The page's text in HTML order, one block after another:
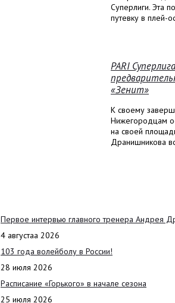
Суперлиги. Эта
путевку в плей-
PARI
«Зенит»
К своему
Нижегородцам
на своей
Дранишникова
Первое интервью главного тренера Андрея
4 августаа 2026
103 года волейболу в России!
28 июля 2026
Расписание «Горького» в начале сезона
25 июля 2026